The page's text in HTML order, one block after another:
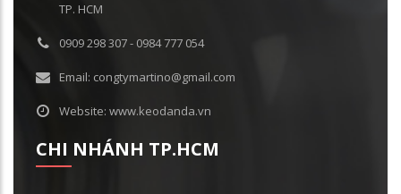
TP. HCM
0909 298 307 - 0984 777 054
Email: congtymartino@gmail.com
Website: www.keodanda.vn
CHI NHÁNH TP.HCM